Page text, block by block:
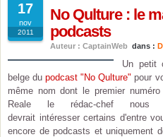
17
nov
2011
No Qulture : le
podcasts
Auteur : CaptainWeb dans :
Un petit
belge dupodcast "No Qulture" pour
même nom dont le premier
Reale le rédac-chef nous
devrait intéresser certains d'entre
encore de podcasts et uniquement